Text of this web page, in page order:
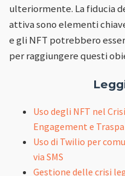
ulteriormente. La fiducia
attiva sono elementi
e gli NFT potrebbero
per raggiungere questi
Uso degli NFT nel
Engagement e
Uso di Twilio per
via SMS
Gestione delle crisi